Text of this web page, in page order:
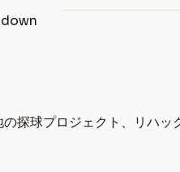
探球プロジェクト、リハ